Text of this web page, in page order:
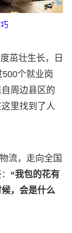
茁壮生长，日
个就业岗
周边县区的
里找到了人
流，走向全国
“我包的花有
，会是什么